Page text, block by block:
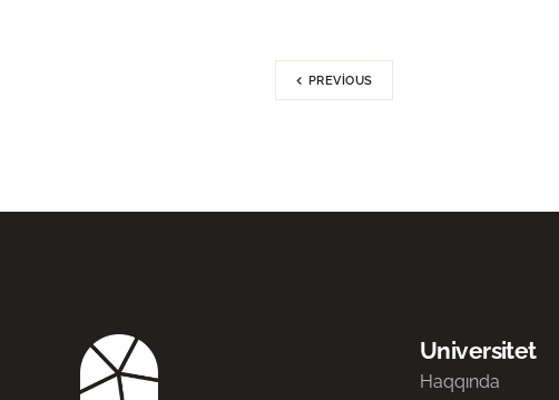
PREVIOUS
Universitet
Haqqında